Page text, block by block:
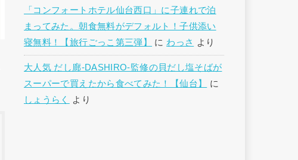
「コンフォートホテル仙台西口」に子連れで泊
まってみた。朝食無料がデフォルト！子供添い
寝無料！【旅行ごっこ第三弾】
に わっさ より
大人気 だし廊-DASHIRO-監修の貝だし塩そばが
スーパーで買えたから食べてみた！【仙台】
に
しょうらく
より